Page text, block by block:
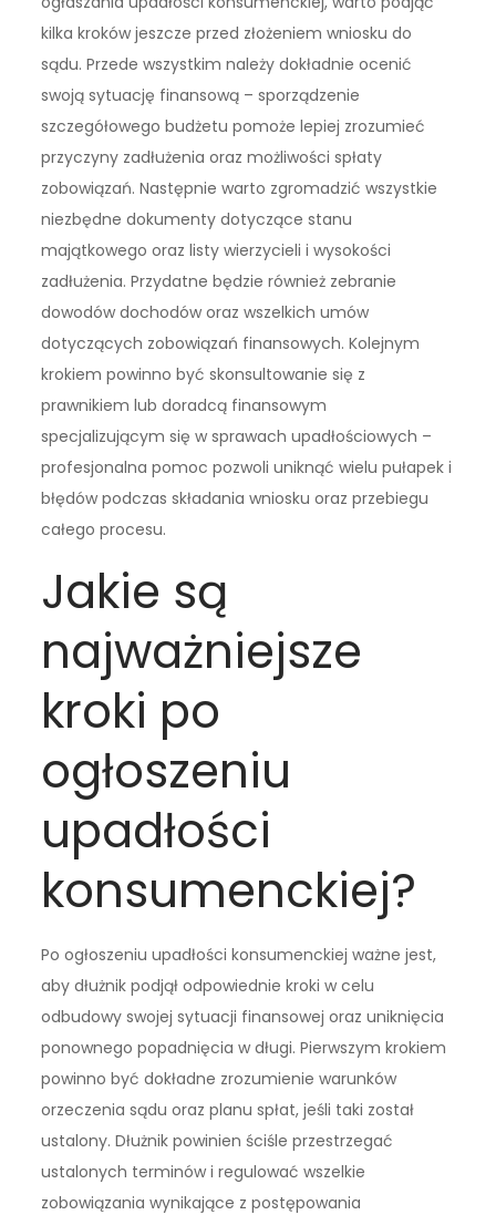
kilka kroków jeszcze przed złożeniem wniosku do
sądu. Przede wszystkim należy dokładnie ocenić
swoją sytuację finansową – sporządzenie
szczegółowego budżetu pomoże lepiej zrozumieć
przyczyny zadłużenia oraz możliwości spłaty
zobowiązań. Następnie warto zgromadzić wszystkie
niezbędne dokumenty dotyczące stanu
majątkowego oraz listy wierzycieli i wysokości
zadłużenia. Przydatne będzie również zebranie
dowodów dochodów oraz wszelkich umów
dotyczących zobowiązań finansowych. Kolejnym
krokiem powinno być skonsultowanie się z
prawnikiem lub doradcą finansowym
specjalizującym się w sprawach upadłościowych –
profesjonalna pomoc pozwoli uniknąć wielu pułapek i
błędów podczas składania wniosku oraz przebiegu
całego procesu.
Jakie są
najważniejsze
kroki po
ogłoszeniu
upadłości
konsumenckiej?
Po ogłoszeniu upadłości konsumenckiej ważne jest,
aby dłużnik podjął odpowiednie kroki w celu
odbudowy swojej sytuacji finansowej oraz uniknięcia
ponownego popadnięcia w długi. Pierwszym krokiem
powinno być dokładne zrozumienie warunków
orzeczenia sądu oraz planu spłat, jeśli taki został
ustalony. Dłużnik powinien ściśle przestrzegać
ustalonych terminów i regulować wszelkie
zobowiązania wynikające z postępowania